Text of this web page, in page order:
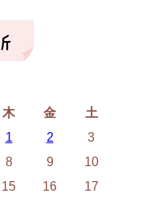
木 金
土
1
2
3
8 9
10
15 16
17